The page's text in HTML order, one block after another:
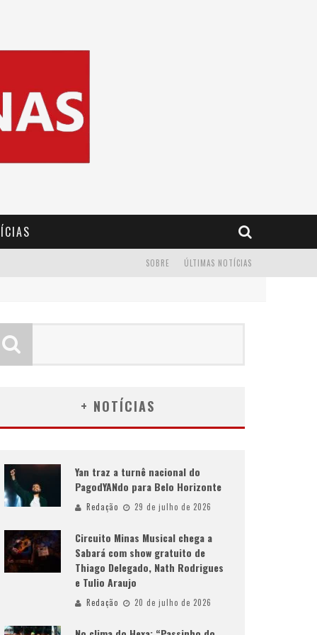
ÚLTIMAS NOTÍCIAS
SOBRE
+ NOTÍCIAS
Yan traz a turnê nacional do
PagodYANdo para Belo Horizonte
Redação 29 de julho de 2026
Circuito Minas Musical chega a
Sabará com show gratuito de
Thiago Delegado, Nath Rodrigues
e Tulio Araujo
Redação 20 de julho de 2026